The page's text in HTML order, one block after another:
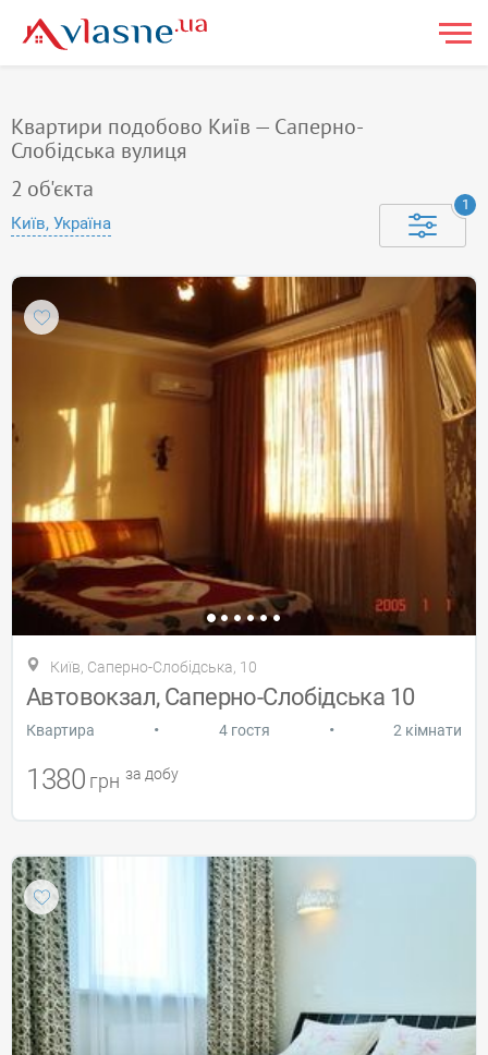
Квартири подобово Київ — Саперно-
Слобідська вулиця
2 об'єкта
Київ, Україна
1
Київ, Саперно-Слобідська, 10
Автовокзал, Саперно-Слобідська 10
Квартира • 4 гостя • 2 кімнати
1380 грн за добу